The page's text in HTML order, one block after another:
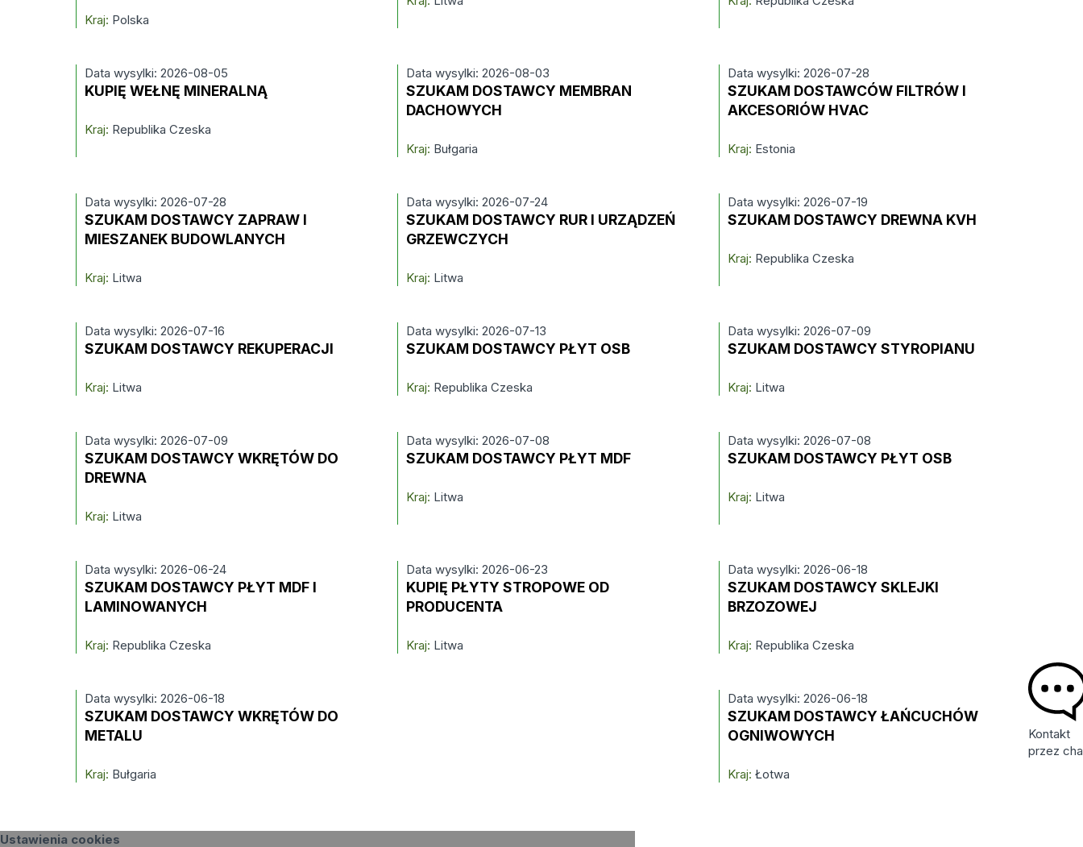
Kraj: Polska
Data wysylki: 2026-08-05
KUPIĘ WEŁNĘ MINERALNĄ
Kraj: Republika Czeska
Data wysylki: 2026-08-03
SZUKAM DOSTAWCY MEMBRAN
DACHOWYCH
Kraj: Bułgaria
Data wysylki: 2026-07-28
SZUKAM DOSTAWCÓW FILTRÓW I
AKCESORIÓW HVAC
Kraj: Estonia
Data wysylki: 2026-07-28
SZUKAM DOSTAWCY ZAPRAW I
MIESZANEK BUDOWLANYCH
Kraj: Litwa
Data wysylki: 2026-07-24
SZUKAM DOSTAWCY RUR I URZĄDZEŃ
GRZEWCZYCH
Kraj: Litwa
Data wysylki: 2026-07-19
SZUKAM DOSTAWCY DREWNA KVH
Kraj: Republika Czeska
Data wysylki: 2026-07-16
SZUKAM DOSTAWCY REKUPERACJI
Kraj: Litwa
Data wysylki: 2026-07-13
SZUKAM DOSTAWCY PŁYT OSB
Kraj: Republika Czeska
Data wysylki: 2026-07-09
SZUKAM DOSTAWCY STYROPIANU
Kraj: Litwa
Data wysylki: 2026-07-09
SZUKAM DOSTAWCY WKRĘTÓW DO
DREWNA
Kraj: Litwa
Data wysylki: 2026-07-08
SZUKAM DOSTAWCY PŁYT MDF
Kraj: Litwa
Data wysylki: 2026-07-08
SZUKAM DOSTAWCY PŁYT OSB
Kraj: Litwa
Data wysylki: 2026-06-24
SZUKAM DOSTAWCY PŁYT MDF I
LAMINOWANYCH
Kraj: Republika Czeska
Data wysylki: 2026-06-23
KUPIĘ PŁYTY STROPOWE OD
PRODUCENTA
Kraj: Litwa
Data wysylki: 2026-06-18
SZUKAM DOSTAWCY SKLEJKI
BRZOZOWEJ
Kraj: Republika Czeska
Data wysylki: 2026-06-18
SZUKAM DOSTAWCY WKRĘTÓW DO
METALU
Kraj: Bułgaria
Data wysylki: 2026-06-18
SZUKAM DOSTAWCY ŁAŃCUCHÓW
OGNIWOWYCH
Kraj: Łotwa
Kontakt
przez
Ustawienia cookies